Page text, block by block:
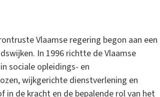
Vlaamse regering begon aan een
In 1996 richtte de Vlaamse
sociale opleidings- en
wijkgerichte dienstverlening en
de kracht en de bepalende rol van het